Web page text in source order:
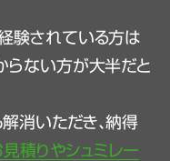
験されている方は
らない方が大半だと
消いただき、納得
見積りやシュミレー